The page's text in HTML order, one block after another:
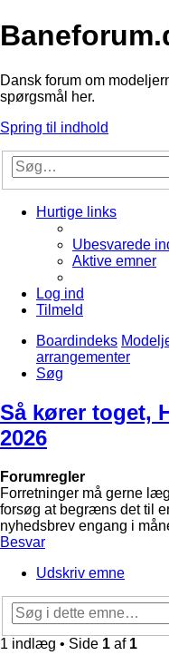
Dansk forum om
spørgsmål her.
Spring til indhold
Hurtige links
Ubesvarede
Aktive emner
Log ind
Tilmeld
Boardindeks
arrangementer
Søg
Så kører toget,
2026
Forumregler
Forretninger må gerne
forsøg at begræns det til
nyhedsbrev engang i
Besvar
Udskriv emne
1 indlæg • Side 1 af 1